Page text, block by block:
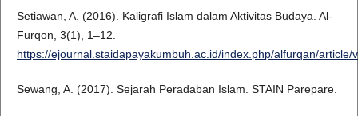
Setiawan, A. (2016). Kaligrafi Islam dalam Aktivitas Budaya. Al-
Furqon, 3(1), 1–12.
https://ejournal.staidapayakumbuh.ac.id/index.php/alfurqan/article/
Sewang, A. (2017). Sejarah Peradaban Islam. STAIN Parepare.